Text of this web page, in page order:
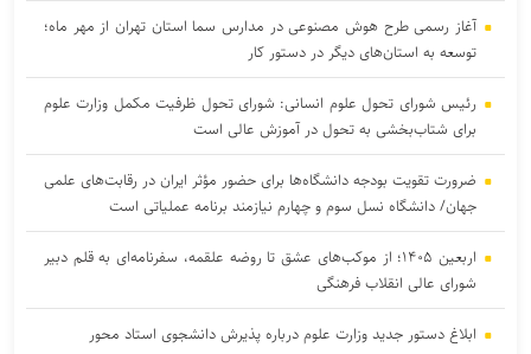
آغاز رسمی طرح هوش مصنوعی در مدارس سما استان تهران از مهر ماه؛
توسعه به استان‌های دیگر در دستور کار
رئیس شورای تحول علوم انسانی: شورای تحول ظرفیت مکمل وزارت علوم
برای شتاب‌بخشی به تحول در آموزش عالی است
ضرورت تقویت بودجه دانشگاه‌ها برای حضور مؤثر ایران در رقابت‌های علمی
جهان/ دانشگاه نسل سوم و چهارم نیازمند برنامه عملیاتی است
اربعین ۱۴۰۵؛ از موکب‌های عشق تا روضه علقمه، سفرنامه‌ای به قلم دبیر
شورای عالی انقلاب فرهنگی
ابلاغ دستور جدید وزارت علوم درباره پذیرش دانشجوی استاد محور